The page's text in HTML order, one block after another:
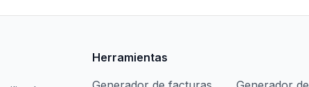
Herramientas